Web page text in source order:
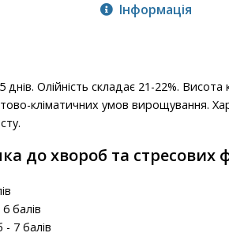
Інформація
Олійність складає 21-22%.
кліматичних умов вирощування.
до хвороб та стресових
балів
- 7 балів